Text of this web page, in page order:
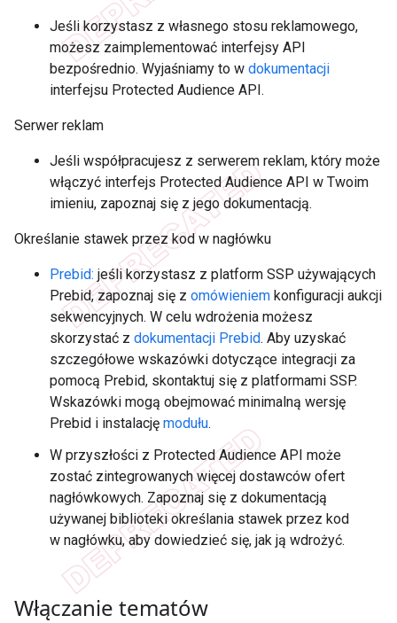
Jeśli korzystasz z własnego stosu reklamowego,
możesz zaimplementować interfejsy API
bezpośrednio. Wyjaśniamy to w dokumentacji
interfejsu Protected Audience API.
Serwer reklam
Jeśli współpracujesz z serwerem reklam, który może
włączyć interfejs Protected Audience API w Twoim
imieniu, zapoznaj się z jego dokumentacją.
Określanie stawek przez kod w nagłówku
Prebid: jeśli korzystasz z platform SSP używających
Prebid, zapoznaj się z omówieniem konfiguracji aukcji
sekwencyjnych. W celu wdrożenia możesz
skorzystać z dokumentacji Prebid. Aby uzyskać
szczegółowe wskazówki dotyczące integracji za
pomocą Prebid, skontaktuj się z platformami SSP.
Wskazówki mogą obejmować minimalną wersję
Prebid i instalację modułu.
W przyszłości z Protected Audience API może
zostać zintegrowanych więcej dostawców ofert
nagłówkowych. Zapoznaj się z dokumentacją
używanej biblioteki określania stawek przez kod
w nagłówku, aby dowiedzieć się, jak ją wdrożyć.
Włączanie tematów